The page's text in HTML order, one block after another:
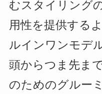
むスタイリング
用性を提供する
ルインワンモデル
頭からつま先ま
のためのグルー